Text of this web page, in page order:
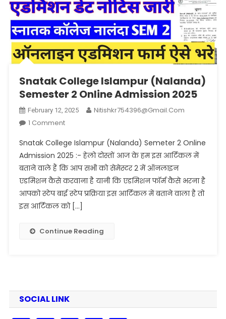
Snatak College Islampur (Nalanda)
Semester 2 Online Admission 2025
February 12, 2025
Nitishkr754396@gmail.com
1 CommentOn
College
Islampur
(Nalanda)
Semester
2
Online
2025
Snatak College Islampur (Nalanda) Semeter 2 Online
Admission 2025 :- हेलो दोस्तों आज के हम इस आर्टिकल में
बताने वाले हैं कि आप सभी को सेमेस्टर 2 में ऑनलाइन
एडमिशन कैसे करवाना है यानी कि एडमिशन फॉर्म कैसे भरना है
आपको स्टेप बाई स्टेप प्रक्रिया इस आर्टिकल में बताने वाला है तो
इस आर्टिकल को […]
Continue Reading
SOCIAL LINK